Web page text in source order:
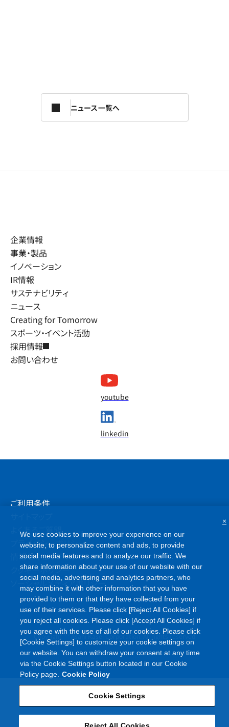
ニュース一覧へ
企業情報
事業・製品
イノベーション
IR情報
サステナビリティ
ニュース
Creating for Tomorrow
スポーツ・イベント活動
採用情報
お問い合わせ
youtube
linkedin
ご利用条件
よくあるご質問
プライバシーポリシー
情報セキュリティポリシー
クッキーポリシー
ソーシャルメディアポリシー
Copyright© Asahi Kasei Corporation. All rights reserved
We use cookies to improve your experience on our
website, to personalize content and ads, to provide
social media features and to analyze our traffic. We
share information about your use of our website with our
social media, advertising and analytics partners, who
may combine it with other information that you have
provided to them or that they have collected from your
use of their services. Please click [Reject All Cookies] if
you reject all cookies. Please click [Accept All Cookies] if
you agree with the use of all of our cookies. Please click
[Cookie Settings] to customize your cookie settings on
our website. You can withdraw your consent at any time
via the Cookie Settings button located in our Cookie
Policy page. Cookie Policy
Cookie Settings
×